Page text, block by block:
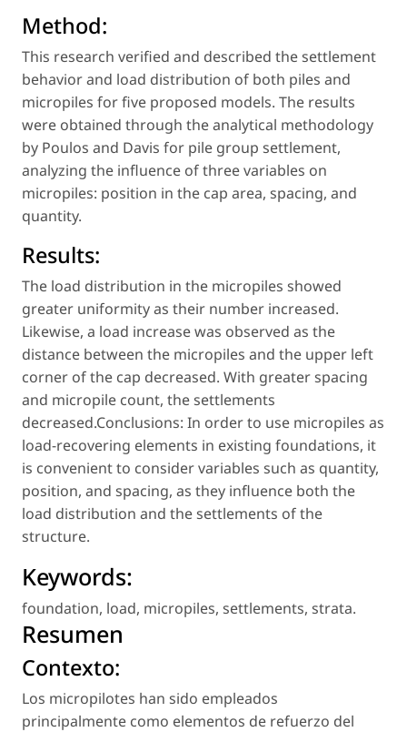
Method:
This research verified and described the settlement
behavior and load distribution of both piles and
micropiles for five proposed models. The results
were obtained through the analytical methodology
by Poulos and Davis for pile group settlement,
analyzing the influence of three variables on
micropiles: position in the cap area, spacing, and
quantity.
Results:
The load distribution in the micropiles showed
greater uniformity as their number increased.
Likewise, a load increase was observed as the
distance between the micropiles and the upper left
corner of the cap decreased. With greater spacing
and micropile count, the settlements
decreased.Conclusions: In order to use micropiles as
load-recovering elements in existing foundations, it
is convenient to consider variables such as quantity,
position, and spacing, as they influence both the
load distribution and the settlements of the
structure.
Keywords:
foundation, load, micropiles, settlements, strata.
Resumen
Contexto:
Los micropilotes han sido empleados
principalmente como elementos de refuerzo del